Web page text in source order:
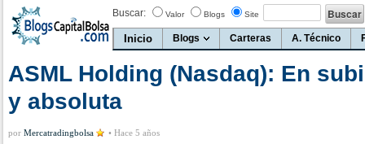
Buscar: Valor Blogs Site
Inicio Blogs Carteras A. Técnico
ASML Holding (Nasdaq): En
y absoluta
por Mercatradingbolsa • Hace 5 años